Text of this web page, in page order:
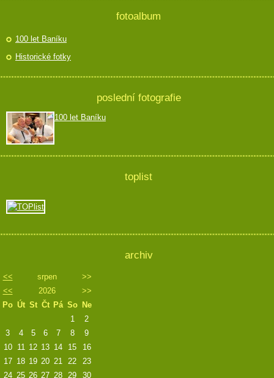
fotoalbum
100 let Baníku
Historické fotky
poslední fotografie
100 let Baníku
toplist
archiv
<< srpen
>>
<<
2026
>>
Po Út St Čt Pá So Ne
1
2
3
4 5 6 7 8
9
10
11 12 13 14 15
16
17 18 19 20 21 22
23
24 25 26 27 28 29 30